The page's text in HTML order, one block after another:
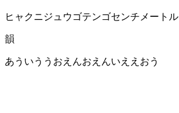
ヒャクニジュウゴテンゴセンチメートル
韻
あういううおえんおえんいええおう